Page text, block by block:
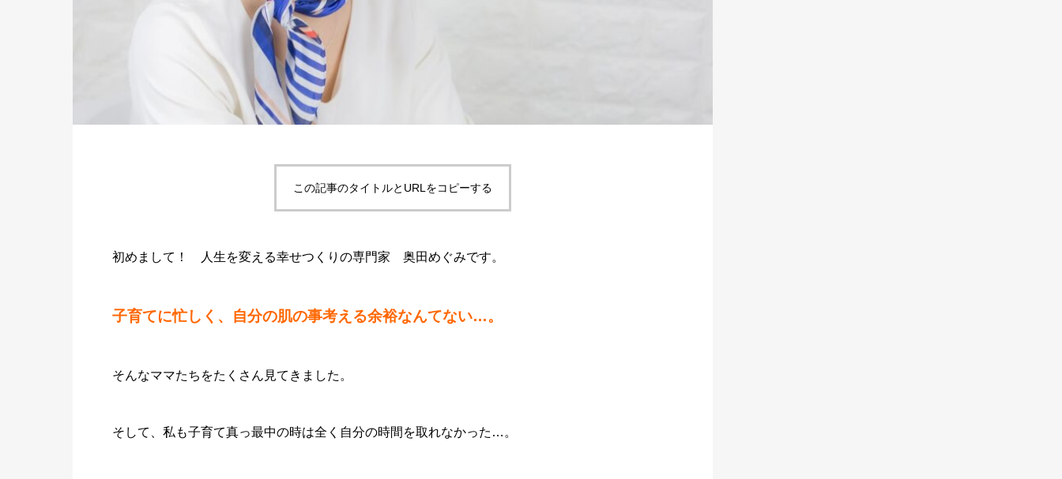
この記事のタイトルとURLをコピーする
初めまして！ 人生を変える幸せつくりの専門家 奥田めぐみです。
子育てに忙しく、自分の肌の事考える余裕なんてない…。
そんなママたちをたくさん見てきました。
そして、私も子育て真っ最中の時は全く自分の時間を取れなかった…。